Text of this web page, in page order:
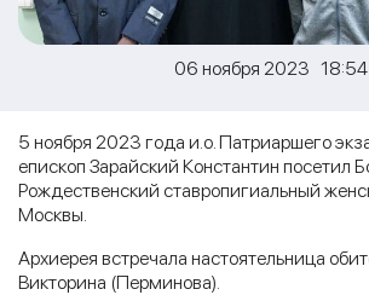
06 ноября 2023 18:54
5 ноября 2023 года и.о. Патриаршего
епископ Зарайский Константин посетил
Рождественский ставропигиальный
Москвы.
Архиерея встречала настоятельница
Викторина (Перминова).